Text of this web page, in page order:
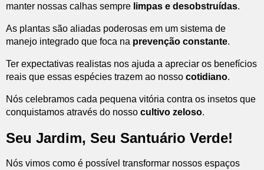
manter nossas calhas sempre limpas e desobstruídas.
As plantas são aliadas poderosas em um sistema de
manejo integrado que foca na prevenção constante.
Ter expectativas realistas nos ajuda a apreciar os benefícios
reais que essas espécies trazem ao nosso cotidiano.
Nós celebramos cada pequena vitória contra os insetos que
conquistamos através do nosso cultivo zeloso.
Seu Jardim, Seu Santuário Verde!
Nós vimos como é possível transformar nossos espaços